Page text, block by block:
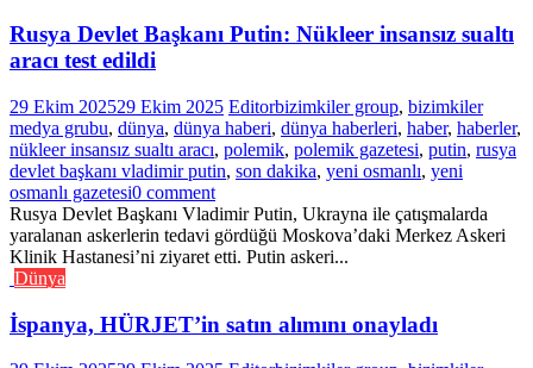
Rusya Devlet Başkanı Putin: Nükleer insansız sualtı
aracı test edildi
29 Ekim 202529 Ekim 2025 Editorbizimkiler group, bizimkiler
medya grubu, dünya, dünya haberi, dünya haberleri, haber, haberler,
nükleer insansız sualtı aracı, polemik, polemik gazetesi, putin, rusya
devlet başkanı vladimir putin, son dakika, yeni osmanlı, yeni
osmanlı gazetesi0 comment
Rusya Devlet Başkanı Vladimir Putin, Ukrayna ile çatışmalarda
yaralanan askerlerin tedavi gördüğü Moskova’daki Merkez Askeri
Klinik Hastanesi’ni ziyaret etti. Putin askeri...
Dünya
İspanya, HÜRJET’in satın alımını onayladı